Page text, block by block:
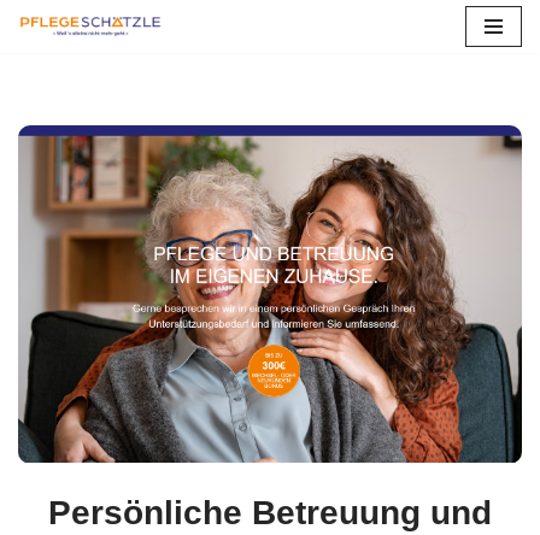
springen
Persönliche Betreuung und